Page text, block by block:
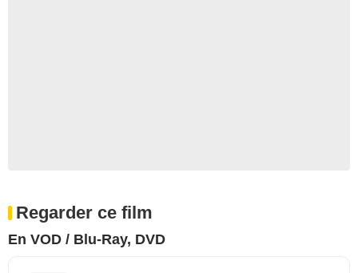
Regarder ce film
En VOD / Blu-Ray, DVD